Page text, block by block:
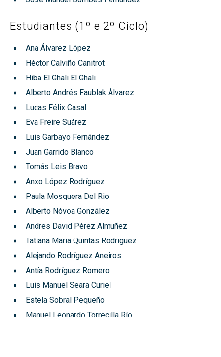
Estudiantes (1º e 2º Ciclo)
Ana Álvarez López
Héctor Calviño Canitrot
Hiba El Ghali El Ghali
Alberto Andrés Faublak Álvarez
Lucas Félix Casal
Eva Freire Suárez
Luis Garbayo Fernández
Juan Garrido Blanco
Tomás Leis Bravo
Anxo López Rodríguez
Paula Mosquera Del Rio
Alberto Nóvoa González
Andres David Pérez Almuñez
Tatiana María Quintas Rodríguez
Alejando Rodríguez Aneiros
Antía Rodríguez Romero
Luis Manuel Seara Curiel
Estela Sobral Pequeño
Manuel Leonardo Torrecilla Río